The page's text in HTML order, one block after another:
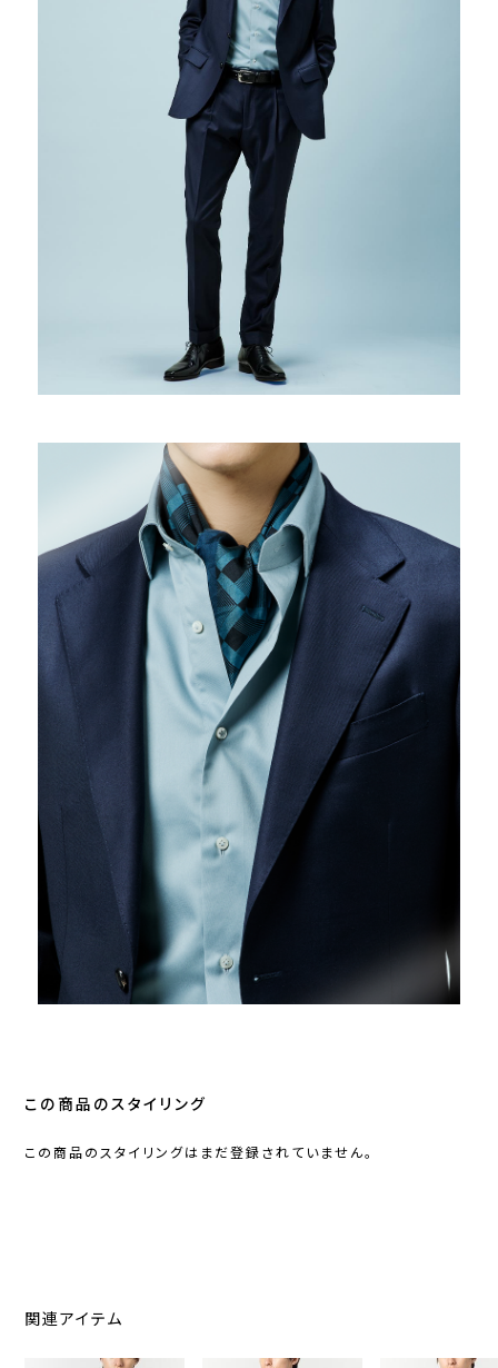
この商品のスタイリング
この商品のスタイリングはまだ登録されていません。
関連アイテム